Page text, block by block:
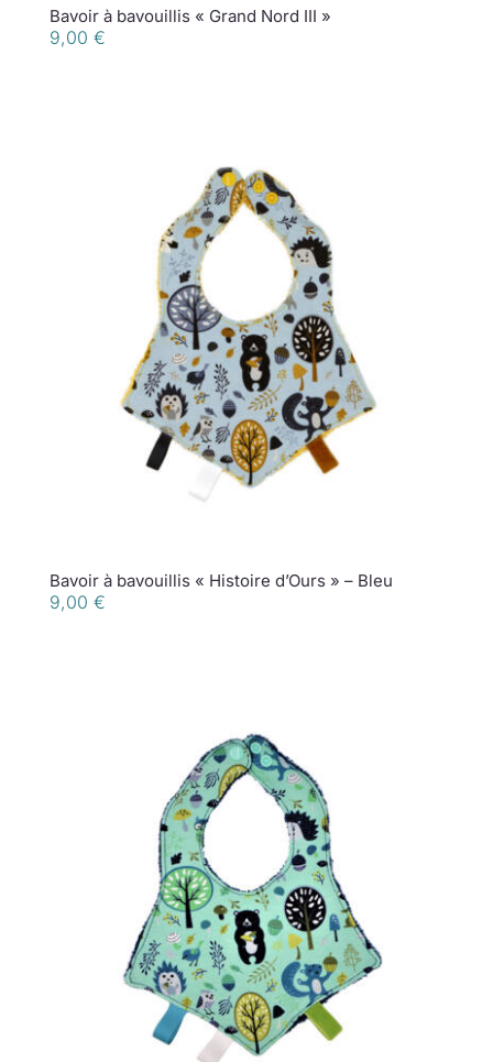
Bavoir à bavouillis « Grand Nord III »
9,00 €
Bavoir à bavouillis « Histoire d’Ours » – Bleu
9,00 €